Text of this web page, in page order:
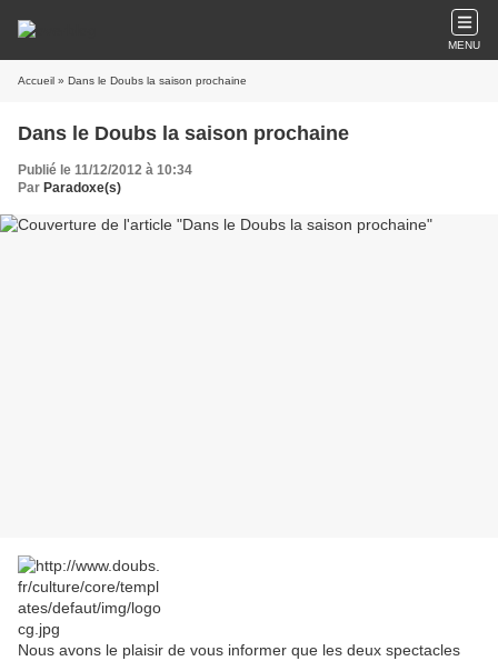
MENU
Accueil » Dans le Doubs la saison prochaine
Dans le Doubs la saison prochaine
Publié le 11/12/2012 à 10:34
Par Paradoxe(s)
Nous avons le plaisir de vous informer que les deux spectacles